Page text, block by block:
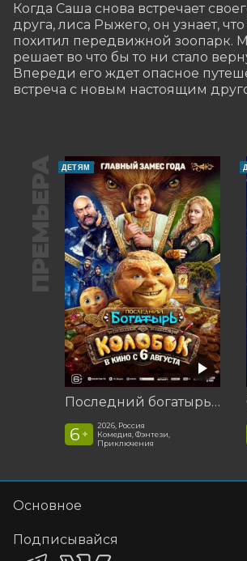
Когда Саша снова встречает
друга, лиса Рыжего, он узнает,
похитил передвижной зоопарк.
решает во что бы то ни стало
Впереди его ждет опасное
встреча с новым настоящим
ПРЕМЬЕРА ДЕТЯМ
Последний богатырь. Колобок
6 +
2026, Россия
Комедия, Фэнтези,
Приключения
Основное
Подписывайся